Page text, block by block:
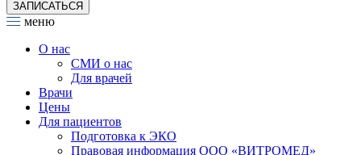
ЗАПИСАТЬСЯ
меню
О нас
СМИ о нас
Для врачей
Врачи
Цены
Для пациентов
Подготовка к ЭКО
Правовая информация ООО «ВИТРОМЕД»